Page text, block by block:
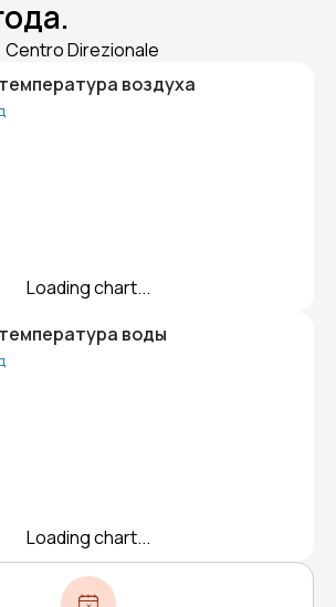
Centro Direzionale
воздуха
Loading chart...
воды
Loading chart...